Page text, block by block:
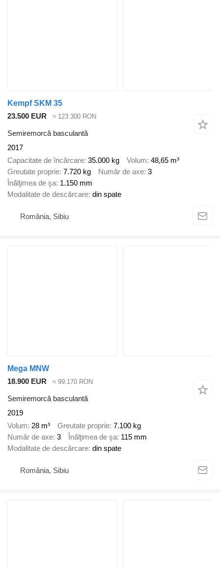
Kempf SKM 35
23.500 EUR
≈ 123.300 RON
Semiremorcă basculantă
2017
Capacitate de încărcare 35.000 kg Volum 48,65 m³
Greutate proprie 7.720 kg Număr de axe 3
Înălţimea de şa 1.150 mm
Modalitate de descărcare din spate
România, Sibiu
Mega MNW
18.900 EUR
≈ 99.170 RON
Semiremorcă basculantă
2019
Volum 28 m³ Greutate proprie 7.100 kg
Număr de axe 3 Înălţimea de şa 115 mm
Modalitate de descărcare din spate
România, Sibiu